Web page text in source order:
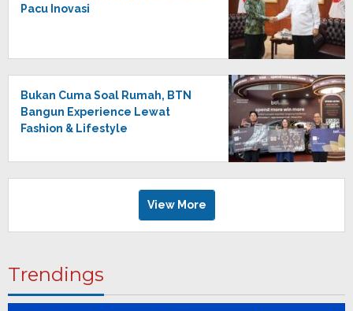
Pacu Inovasi
Bukan Cuma Soal Rumah, BTN
Bangun Experience Lewat
Fashion & Lifestyle
View More
Trendings